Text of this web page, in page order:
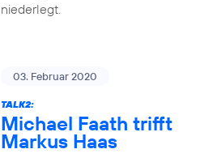
niederlegt.
03. Februar 2020
TALK2:
Michael Faath trifft
Markus Haas